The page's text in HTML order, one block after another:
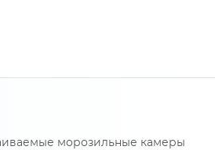
морозильные камеры